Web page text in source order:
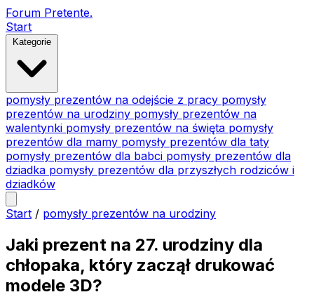
Forum Pretente.
Start
Kategorie
pomysły prezentów na odejście z pracy pomysły
prezentów na urodziny pomysły prezentów na
walentynki pomysły prezentów na święta pomysły
prezentów dla mamy pomysły prezentów dla taty
pomysły prezentów dla babci pomysły prezentów dla
dziadka pomysły prezentów dla przyszłych rodziców i
dziadków
Start / pomysły prezentów na urodziny
Jaki prezent na 27. urodziny dla
chłopaka, który zaczął drukować
modele 3D?